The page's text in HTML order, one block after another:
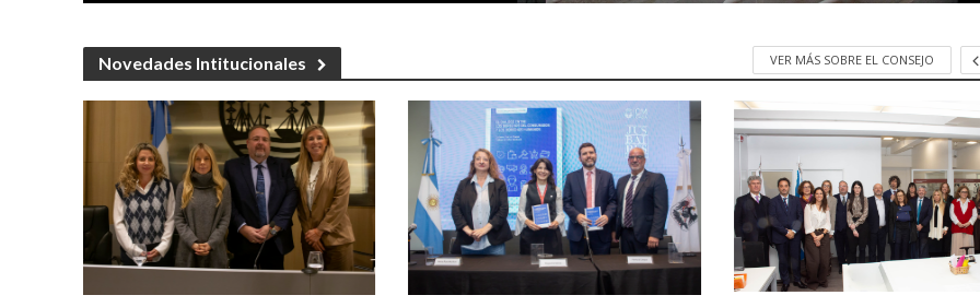
Novedades Intitucionales VER MÁS SOBRE EL CONSEJO